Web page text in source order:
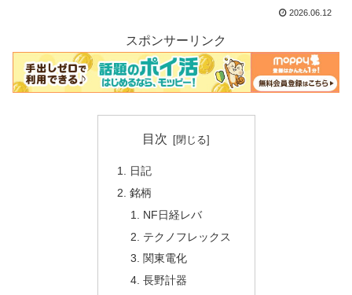
2026.06.12
スポンサーリンク
目次
日記
銘柄
NF日経レバ
テクノフレックス
関東電化
長野計器